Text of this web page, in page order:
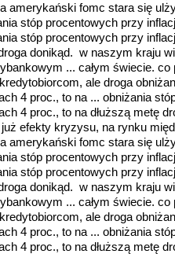
amerykański fomc stara się
stóp procentowych przy
stóp procentowych przy
donikąd. w naszym kraju
... całym świecie.
ale droga
4 proc., to na ... obniżania
4 proc., to na dłuższą metę
efekty kryzysu, na rynku
amerykański fomc stara się
stóp procentowych przy
stóp procentowych przy
donikąd. w naszym kraju
... całym świecie.
ale droga
4 proc., to na ... obniżania
4 proc., to na dłuższą metę